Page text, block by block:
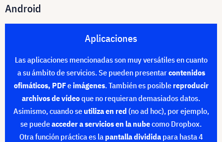
Android
Aplicaciones
Las aplicaciones mencionadas son muy versátiles en cuanto
a su ámbito de servicios. Se pueden presentarcontenidos
ofimáticos, PDFeimágenes. También es posible reproducir
archivos de vídeoque no requieran demasiados datos.
Asimismo, cuando seutiliza en red (no ad hoc), por ejemplo,
se puedeacceder a servicios en la nubecomo Dropbox.
Otra función práctica es la pantalla divididapara hasta 4